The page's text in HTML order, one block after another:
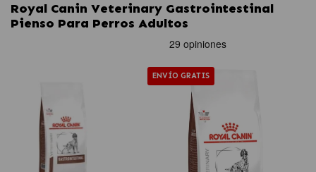
Royal Canin Veterinary Gastrointestinal
Pienso Para Perros Adultos
ENVÍO GRATIS